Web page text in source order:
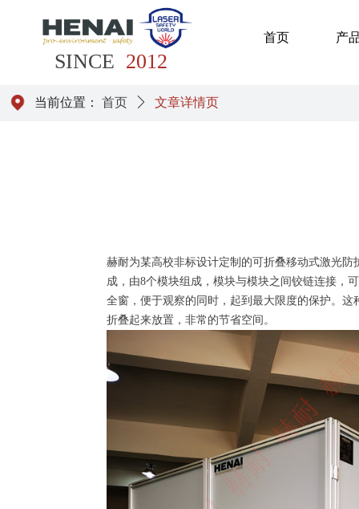
SINCE 2012
首页 产
赫耐为某高校非标设计定制的可折叠移动式激光防
成，由8个模块组成，模块与模块之间铰链连接，
全窗，便于观察的同时，起到最大限度的保护。
折叠起来放置，非常的节省空间。
首页 ꄲ 文章详情页
当前位置：